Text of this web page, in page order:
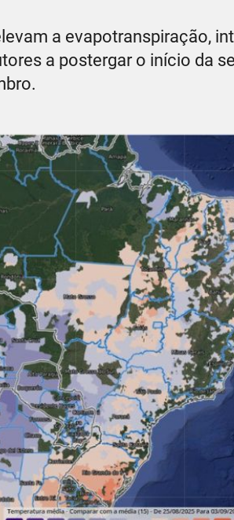
a evapotranspiração,
a postergar o início da